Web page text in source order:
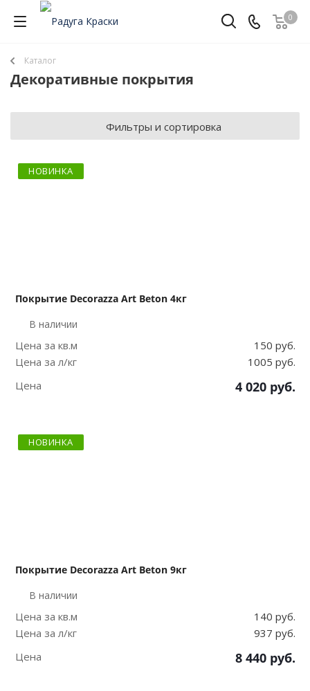
0
Каталог
Декоративные покрытия
Фильтры и сортировка
НОВИНКА
Покрытие Decorazza Art Beton 4кг
В наличии
Цена за кв.м
150 руб.
Цена за л/кг
1005 руб.
Цена
4 020 руб.
НОВИНКА
Покрытие Decorazza Art Beton 9кг
В наличии
Цена за кв.м
140 руб.
Цена за л/кг
937 руб.
Цена
8 440 руб.